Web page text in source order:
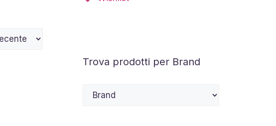
Trova prodotti per Brand